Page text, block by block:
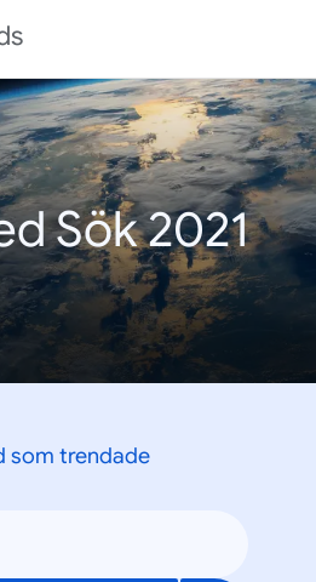
Sök 2021
som trendade